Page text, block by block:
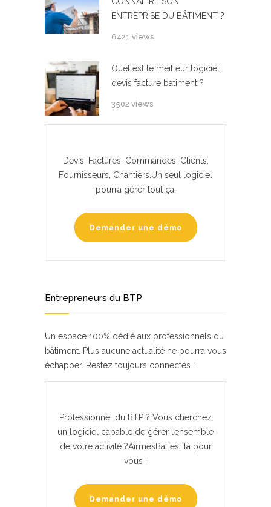
ENTREPRISE DU BÂTIMENT ?
6421 views
Quel est le meilleur logiciel
devis facture batiment ?
3502 views
Devis, Factures, Commandes, Clients,
Fournisseurs, Chantiers.Un seul logiciel
pourra gérer tout ça.
Demander une démo
Entrepreneurs du BTP
Un espace 100% dédié aux professionnels du
bâtiment. Plus aucune actualité ne pourra vous
échapper. Restez toujours connectés !
Professionnel du BTP ? Vous cherchez
un logiciel capable de gérer l’ensemble
de votre activité ?AirmesBat est là pour
vous !
Demander une démo